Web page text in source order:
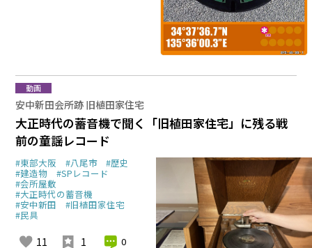
安中新田会所跡 旧植田家住宅
大正時代の蓄音機で聞く「旧植田家住宅」に残る戦
前の童謡レコード
#東部大阪 #八尾市 #歴史
#建造物 #SPレコード
#会所屋敷
#大正時代の蓄音機
#安中新田 #旧植田家住宅
#民具
11 1
0
動画